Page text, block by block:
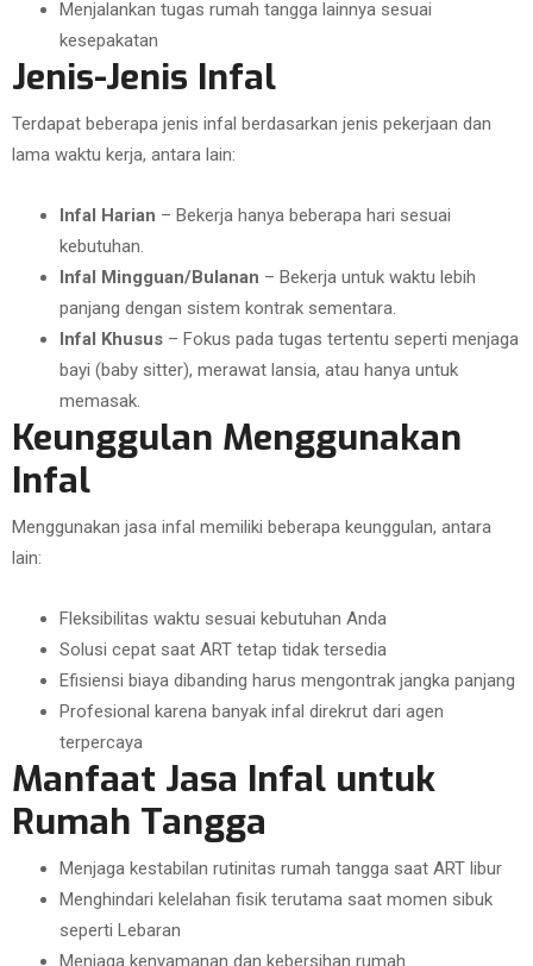
Menjalankan tugas rumah tangga lainnya sesuai
kesepakatan
Jenis-Jenis Infal
Terdapat beberapa jenis infal berdasarkan jenis pekerjaan dan
lama waktu kerja, antara lain:
Infal Harian – Bekerja hanya beberapa hari sesuai
kebutuhan.
Infal Mingguan/Bulanan – Bekerja untuk waktu lebih
panjang dengan sistem kontrak sementara.
Infal Khusus – Fokus pada tugas tertentu seperti menjaga
bayi (baby sitter), merawat lansia, atau hanya untuk
memasak.
Keunggulan Menggunakan
Infal
Menggunakan jasa infal memiliki beberapa keunggulan, antara
lain:
Fleksibilitas waktu sesuai kebutuhan Anda
Solusi cepat saat ART tetap tidak tersedia
Efisiensi biaya dibanding harus mengontrak jangka panjang
Profesional karena banyak infal direkrut dari agen
terpercaya
Manfaat Jasa Infal untuk
Rumah Tangga
Menjaga kestabilan rutinitas rumah tangga saat ART libur
Menghindari kelelahan fisik terutama saat momen sibuk
seperti Lebaran
Menjaga kenyamanan dan kebersihan rumah